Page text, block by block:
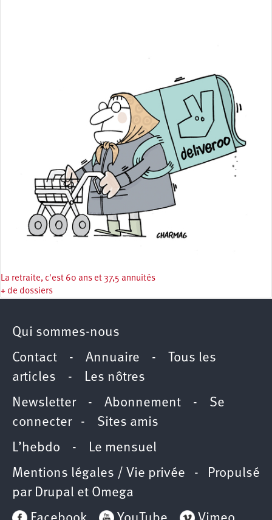
La retraite, c'est 60 ans et 37,5 annuités
+ de dossiers
Qui sommes-nous
Contact - Annuaire - Tous les
articles -
Les nôtres
Newsletter- Abonnement - Se
connecter- Sites amis
L’hebdo -
Le mensuel
Mentions légales / Vie privée - Propulsé
par Drupal et Omega